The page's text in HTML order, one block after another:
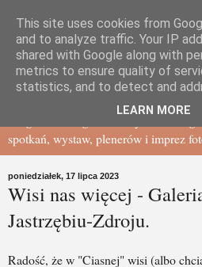
Gdańskie
Fotograficzne -
spotkań, wystaw, plenerów i imprez
poniedziałek, 17 lipca 2023
Wisi nas więcej -
Jastrzębiu-Zdroju.
Radość, że w "Ciasnej" wisi (albo
This site uses cookies from
and to analyze traffic. Your IP
shared with Google along with
metrics to ensure quality of
statistics, and to detect and
LEARN MORE